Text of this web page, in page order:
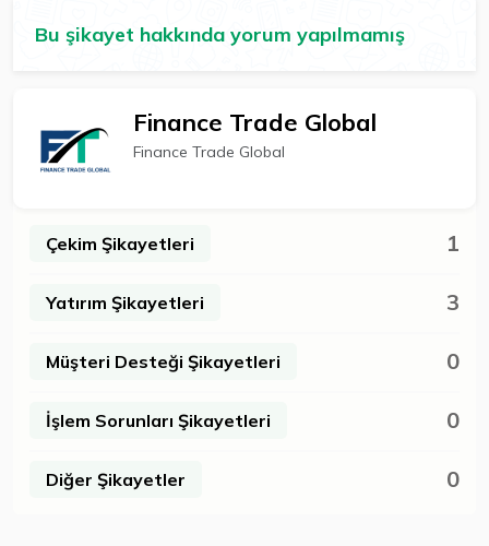
Bu şikayet hakkında yorum yapılmamış
Finance Trade Global
Finance Trade Global
Çekim Şikayetleri 1
Yatırım Şikayetleri 3
Müşteri Desteği Şikayetleri 0
İşlem Sorunları Şikayetleri 0
Diğer Şikayetler 0